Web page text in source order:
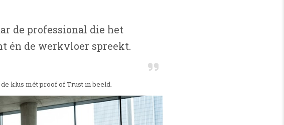
de professional die het
én de werkvloer spreekt.
klus mét proof of Trust in beeld.